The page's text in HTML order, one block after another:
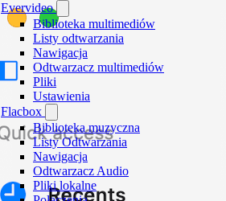
Evervideo
Biblioteka multimediów
Listy odtwarzania
Nawigacja
Odtwarzacz multimediów
Pliki
Ustawienia
Flacbox
Biblioteka muzyczna
Listy Odtwarzania
Nawigacja
Odtwarzacz Audio
Pliki lokalne